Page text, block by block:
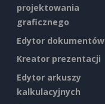
projektowania
graficznego
Edytor dokumentów
Kreator prezentacji
Edytor arkuszy
kalkulacyjnych